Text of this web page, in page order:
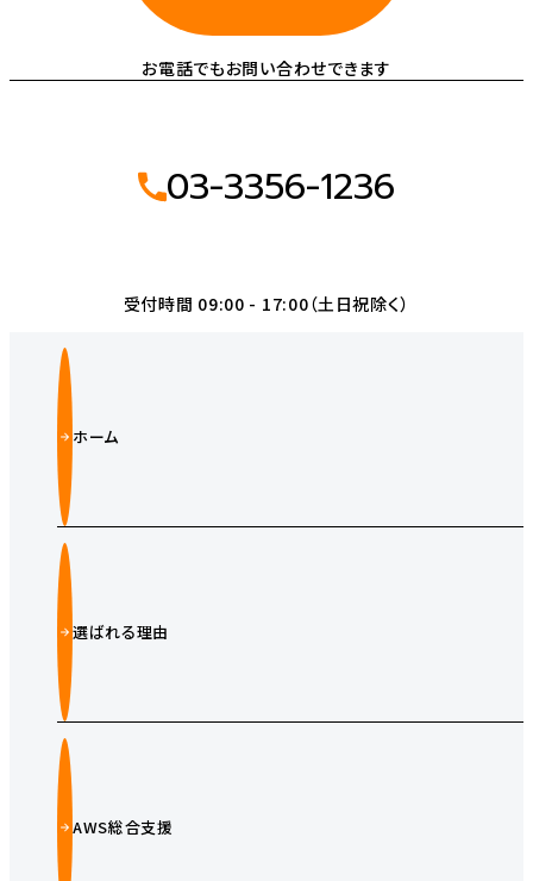
お電話でもお問い合わせできます
03-3356-1236
受付時間 09:00 - 17:00（土日祝除く）
ホーム
選ばれる理由
AWS総合支援